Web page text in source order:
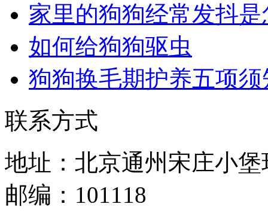
家里的狗狗经常发抖
如何给狗狗驱虫
狗狗换毛期护养五项须
联系方式
地址：北京通州宋庄小
邮编：101118